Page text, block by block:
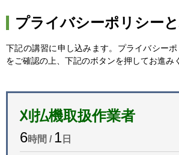
プライバシーポリシー
下記の講習に申し込みます。プライバシー
をご確認の上、下記のボタンを押してお進み
刈払機取扱作業者
6時間 / 1 日